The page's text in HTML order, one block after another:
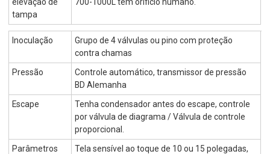
tampa
Inoculação
Grupo de 4 válvulas ou pino com proteção
contra chamas
Pressão
Controle automático, transmissor de pressão
BD Alemanha
Escape
Tenha condensador antes do escape, controle
por válvula de diagrama / Válvula de controle
proporcional.
Parâmetros
Tela sensível ao toque de 10 ou 15 polegadas,